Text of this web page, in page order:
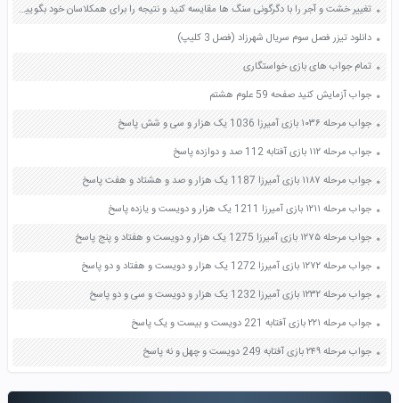
تغییر خشت و آجر را با دگرگونی سنگ ها مقایسه کنید و نتیجه را برای همکلاسان خود بگویید صفحه ۱۱۲ کتاب علوم تجربی هشتم
دانلود تیزر فصل سوم سریال شهرزاد (فصل 3 کلیپ)
تمام جواب های بازی خواستگاری
جواب آزمایش کنید صفحه 59 علوم هشتم
جواب مرحله ۱۰۳۶ بازی آمیرزا 1036 یک هزار و سی و شش پاسخ
جواب مرحله ۱۱۲ بازی آفتابه 112 صد و دوازده پاسخ
جواب مرحله ۱۱۸۷ بازی آمیرزا 1187 یک هزار و صد و هشتاد و هفت پاسخ
جواب مرحله ۱۲۱۱ بازی آمیرزا 1211 یک هزار و دویست و یازده پاسخ
جواب مرحله ۱۲۷۵ بازی آمیرزا 1275 یک هزار و دویست و هفتاد و پنج پاسخ
جواب مرحله ۱۲۷۲ بازی آمیرزا 1272 یک هزار و دویست و هفتاد و دو پاسخ
جواب مرحله ۱۲۳۲ بازی آمیرزا 1232 یک هزار و دویست و سی و دو پاسخ
جواب مرحله ۲۲۱ بازی آفتابه 221 دویست و بیست و یک پاسخ
جواب مرحله ۲۴۹ بازی آفتابه 249 دویست و چهل و نه پاسخ